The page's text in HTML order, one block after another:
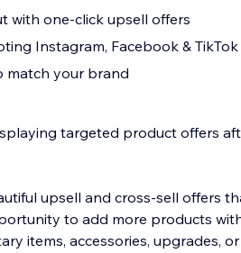
with one-click upsell offers
Instagram, Facebook & TikTok
match your brand
targeted product offers
upsell and cross-sell offers
to add more products
items, accessories, upgrades,